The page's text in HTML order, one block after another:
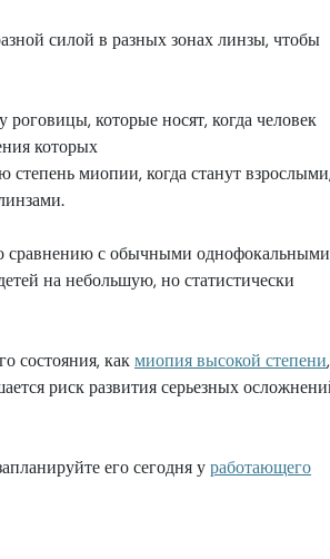
силой в разных зонах линзы, чтобы
которые носят, когда человек
которых
степень миопии, когда станут
сравнению с обычными однофокальными
на небольшую, но статистически
состояния, какмиопия высокой степени,
риск развития серьезных
его сегодня уработающего